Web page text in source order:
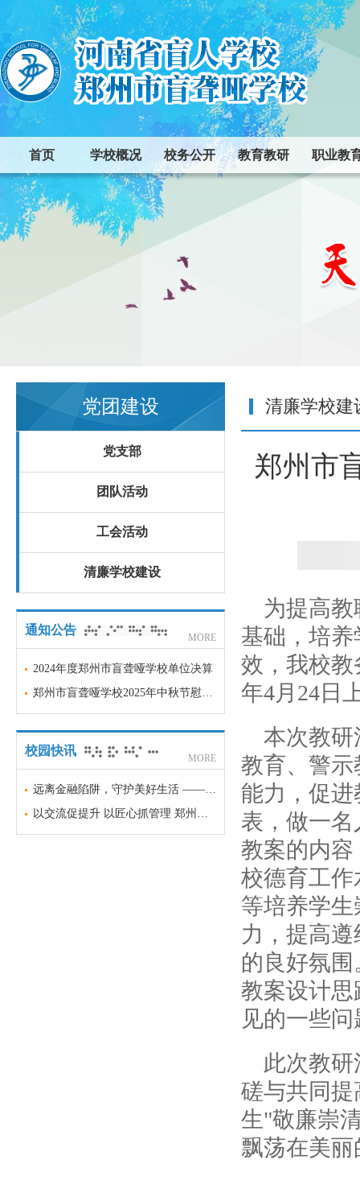
首页 学校概况 校务公开 教育教研 职业教
党团建设
党支部
团队活动
工会活动
清廉学校建设
通知公告
MORE
2024年度郑州市盲聋哑学校单位决算
郑州市盲聋哑学校2025年中秋节慰问品项目采购意向
校园快讯
MORE
远离金融陷阱，守护美好生活 —— 郑州市盲聋哑学校金融安全科普宣传
以交流促提升 以匠心抓管理 郑州市盲聋哑学校召开班主任经验交流会
清廉学校建
郑州市
为提高
基础，培
效，我校教
年4月24日
本次教研
教育、警
能力，促
表，做一
教案的内
校德育工
等培养学
力，提高
的良好氛
教案设计
见的一些
此次教
磋与共同
生"敬廉崇
飘荡在美